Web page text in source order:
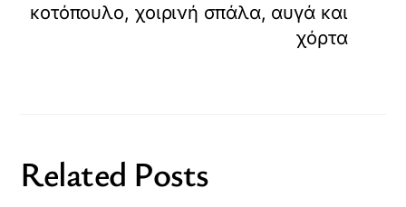
κοτόπουλο, χοιρινή σπάλα, αυγά και
χόρτα
Related Posts